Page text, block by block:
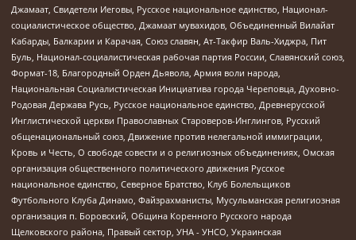
Джамаат, Свидетели Иеговы, Русское национальное единство, Национал-
социалистическое общество, Джамаат мувахидов, Объединенный Вилайат
Кабарды, Балкарии и Карачая, Союз славян, Ат-Такфир Валь-Хиджра, Пит
Буль, Национал-социалистическая рабочая партия России, Славянский союз,
Формат-18, Благородный Орден Дьявола, Армия воли народа,
Национальная Социалистическая Инициатива города Череповца, Духовно-
Родовая Держава Русь, Русское национальное единство, Древнерусской
Инглистической церкви Православных Староверов-Инглингов, Русский
общенациональный союз, Движение против нелегальной иммиграции,
Кровь и Честь, О свободе совести и о религиозных объединениях, Омская
организация общественного политического движения Русское
национальное единство, Северное Братство, Клуб Болельщиков
Футбольного Клуба Динамо, Файзрахманисты, Мусульманская религиозная
организация п. Боровский, Община Коренного Русского народа
Щелковского района, Правый сектор, УНА - УНСО, Украинская